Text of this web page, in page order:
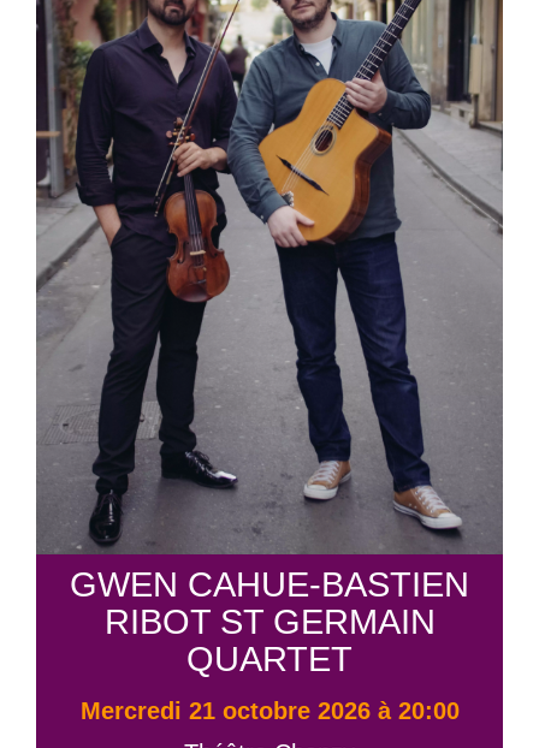
GWEN CAHUE-BASTIEN
RIBOT ST GERMAIN
QUARTET
mercredi 21 octobre 2026 à 20:00